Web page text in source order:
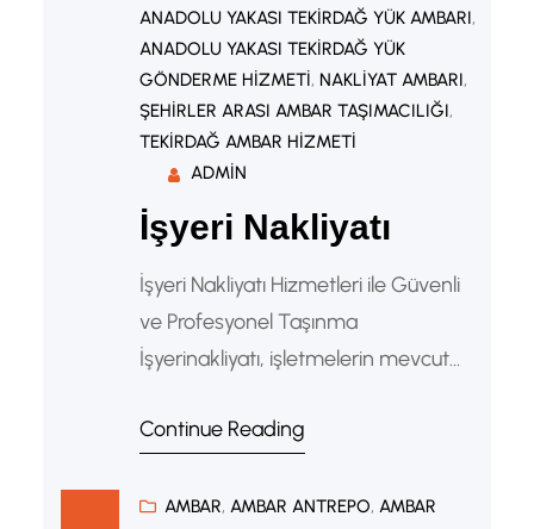
ANADOLU YAKASI TEKIRDAĞ YÜK AMBARI
ANADOLU YAKASI TEKIRDAĞ YÜK
GÖNDERME HIZMETI, NAKLIYAT AMBARI
ŞEHIRLER ARASI AMBAR TAŞIMACILIĞI
TEKIRDAĞ AMBAR HIZMETI
ADMIN
İşyeri Nakliyatı
İşyeri Nakliyatı Hizmetleri ile Güvenli
ve Profesyonel Taşınma
İşyerinakliyatı, işletmelerin mevcut
güvenli ve hızlı şekilde taşınmalarını
Ofisler, mağazalar, depolar,
Continue Reading
AMBAR, AMBAR ANTREPO, AMBAR